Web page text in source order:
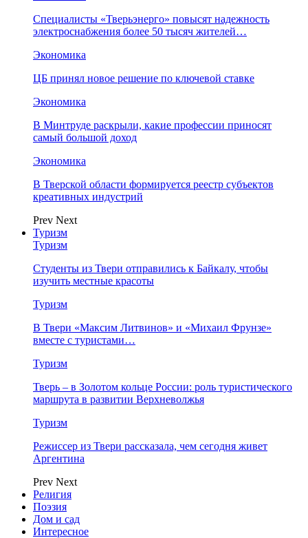
Специалисты «Тверьэнерго» повысят надежность
электроснабжения более 50 тысяч жителей…
Экономика
ЦБ принял новое решение по ключевой ставке
Экономика
В Минтруде раскрыли, какие профессии приносят
самый большой доход
Экономика
В Тверской области формируется реестр субъектов
креативных индустрий
Prev Next
Туризм
Туризм
Студенты из Твери отправились к Байкалу, чтобы
изучить местные красоты
Туризм
В Твери «Максим Литвинов» и «Михаил Фрунзе»
вместе с туристами…
Туризм
Тверь – в Золотом кольце России: роль туристического
маршрута в развитии Верхневолжья
Туризм
Режиссер из Твери рассказала, чем сегодня живет
Аргентина
Prev Next
Религия
Поэзия
Дом и сад
Интересное